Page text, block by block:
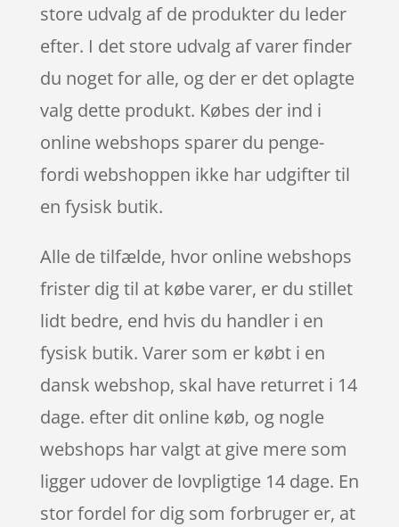
store udvalg af de produkter du leder
efter. I det store udvalg af varer finder
du noget for alle, og der er det oplagte
valg dette produkt. Købes der ind i
online webshops sparer du penge-
fordi webshoppen ikke har udgifter til
en fysisk butik.
Alle de tilfælde, hvor online webshops
frister dig til at købe varer, er du stillet
lidt bedre, end hvis du handler i en
fysisk butik. Varer som er købt i en
dansk webshop, skal have returret i 14
dage. efter dit online køb, og nogle
webshops har valgt at give mere som
ligger udover de lovpligtige 14 dage. En
stor fordel for dig som forbruger er, at